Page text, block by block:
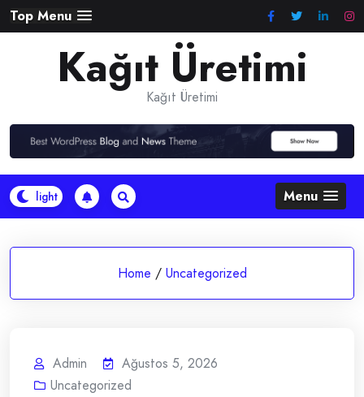
Skip
to
Top Menu
Kağıt Üretimi
Kağıt Üretimi
Menu
Home / Uncategorized
Admin
Ağustos 5, 2026
Uncategorized